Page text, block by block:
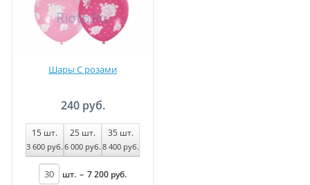
Шары С розами
240 руб.
15 шт.
3 600 руб.
25 шт.
6 000 руб.
35 шт.
8 400 руб.
шт. – 7 200 руб.